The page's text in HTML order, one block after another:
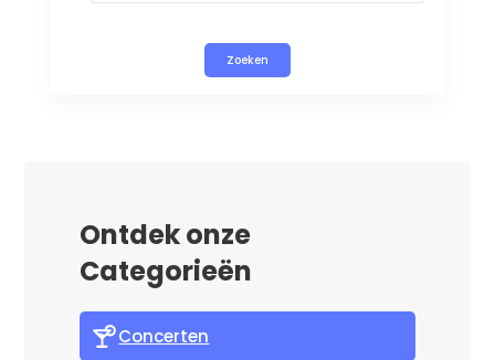
Zoeken
Ontdek onze
Categorieën
Concerten